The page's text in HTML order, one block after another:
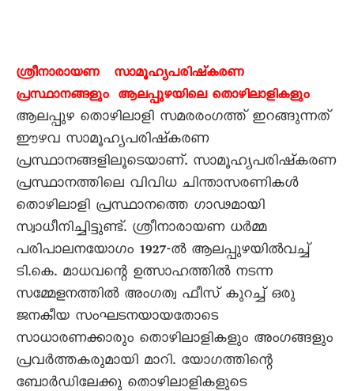
ശ്രീനാരായണ സാമൂഹ്യപരിഷ്കരണ
പ്രസ്ഥാനങ്ങളും ആലപ്പുഴയിലെ തൊഴിലാളികളും
ആലപ്പുഴ തൊഴിലാളി സമരരംഗത്ത് ഇറങ്ങുന്നത്
ഈഴവ സാമൂഹ്യപരിഷ്കരണ
പ്രസ്ഥാനങ്ങളിലൂടെയാണ്. സാമൂഹ്യപരിഷ്കരണ
പ്രസ്ഥാനത്തിലെ വിവിധ ചിന്താസരണികൾ
തൊഴിലാളി പ്രസ്ഥാനത്തെ ഗാഢമായി
സ്വാധീനിച്ചിട്ടുണ്ട്. ശ്രീനാരായണ ധർമ്മ
പരിപാലനയോഗം 1927-ൽ ആലപ്പുഴയിൽവച്ച്
ടി.കെ. മാധവന്റെ ഉത്സാഹത്തിൽ നടന്ന
സമ്മേളനത്തിൽ അംഗത്വ ഫീസ് കുറച്ച് ഒരു
ജനകീയ സംഘടനയായതോടെ
സാധാരണക്കാരും തൊഴിലാളികളും അംഗങ്ങളും
പ്രവർത്തകരുമായി മാറി. യോഗത്തിന്റെ
ബോർഡിലേക്കു തൊഴിലാളികളുടെ